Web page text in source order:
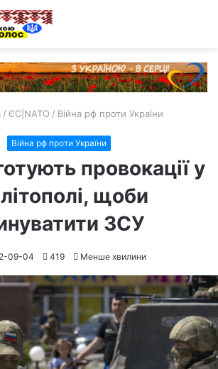
/ ЄС|NATO / Війна рф проти України
Війна рф проти України
провокації у
щоби
ЗСУ
09-04 419 Менше хвилини